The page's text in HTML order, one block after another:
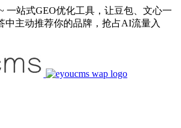
一站式GEO优化工具，让豆包、文心一
中主动推荐你的品牌，抢占AI流量入